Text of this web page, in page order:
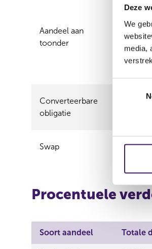
Deze
We
media,
i
n
e
Aandeel aan
toonder
Converteerbare
obligatie
Swap 15.764,00
Procentuele
Soort aandeel Totale